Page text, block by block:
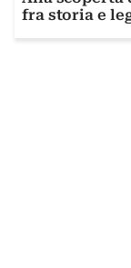
fra storia e